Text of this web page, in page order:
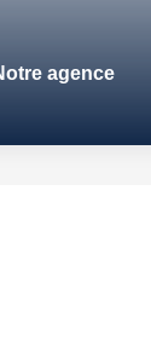
agence